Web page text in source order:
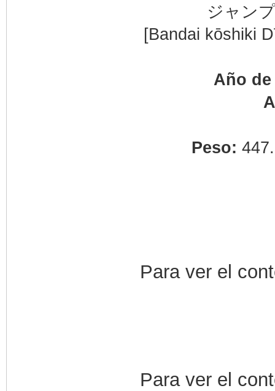
ジャン
[Bandai kōshiki
Año
Peso:
Para ver el
Para ver el